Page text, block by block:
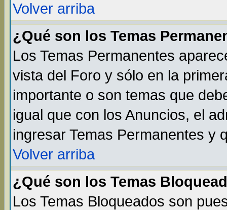
Volver arriba
¿Qué son los Temas
Los Temas Permanentes
vista del Foro y sólo en la
importante o son temas que
igual que con los Anuncios, el
ingresar Temas Permanentes y
Volver arriba
¿Qué son los Temas
Los Temas Bloqueados son